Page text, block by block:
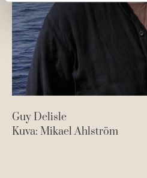
Guy Delisle
Kuva: Mikael Ahlström